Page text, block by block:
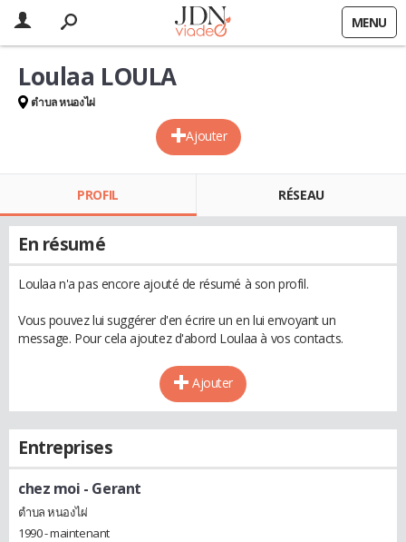
MENU
Ajouter
Loulaa LOULA
ตำบล หนองไผ่
PROFIL RÉSEAU
En résumé
Loulaa n'a pas encore ajouté de résumé à son profil.
Vous pouvez lui suggérer d'en écrire un en lui envoyant un
message. Pour cela ajoutez d'abord Loulaa à vos contacts.
Ajouter
Entreprises
chez moi - Gerant
ตำบล หนองไผ่
1990 - maintenant